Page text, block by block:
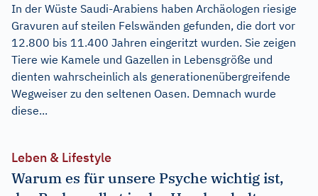
In der Wüste Saudi-Arabiens haben Archäologen riesige
Gravuren auf steilen Felswänden gefunden, die dort vor
12.800 bis 11.400 Jahren eingeritzt wurden. Sie zeigen
Tiere wie Kamele und Gazellen in Lebensgröße und
dienten wahrscheinlich als generationenübergreifende
Wegweiser zu den seltenen Oasen. Demnach wurde
diese...
Leben & Lifestyle
Warum es für unsere Psyche wichtig ist,